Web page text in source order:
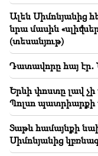
10:34
Գիտնականները
հայտնաբերել են
հատկանիշներից
10:00
Ամենահազվադեպ
ափերի մոտ
կետի ծնունդը
01:49
Արգամ
Ալեն Սիմոնյանից
նրա մասին
(տեսանյութ)
Դատավորը հայ
Երևի փոստը լավ
Պոլսո պատրիարքի
Տաթև համայնքի
Սիմոնյանից